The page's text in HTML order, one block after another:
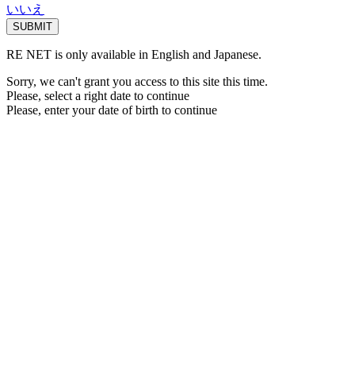
いいえ
RE NET is only available in English and Japanese.
Sorry, we can't grant you access to this site this time.
Please, select a right date to continue
Please, enter your date of birth to continue